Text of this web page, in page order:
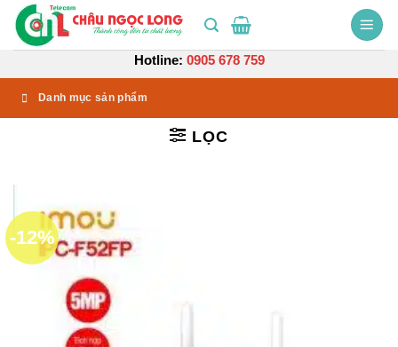
Bỏ
qua
Hotline: 0905 678 759
Danh mục sản phẩm
LỌC
-12%